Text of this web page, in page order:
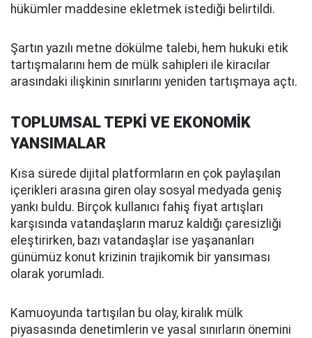
hükümler maddesine ekletmek istediği belirtildi.
Şartın yazılı metne dökülme talebi, hem hukuki etik
tartışmalarını hem de mülk sahipleri ile kiracılar
arasındaki ilişkinin sınırlarını yeniden tartışmaya açtı.
TOPLUMSAL TEPKİ VE EKONOMİK
YANSIMALAR
Kısa sürede dijital platformların en çok paylaşılan
içerikleri arasına giren olay sosyal medyada geniş
yankı buldu. Birçok kullanıcı fahiş fiyat artışları
karşısında vatandaşların maruz kaldığı çaresizliği
eleştirirken, bazı vatandaşlar ise yaşananları
günümüz konut krizinin trajikomik bir yansıması
olarak yorumladı.
Kamuoyunda tartışılan bu olay, kiralık mülk
piyasasında denetimlerin ve yasal sınırların önemini